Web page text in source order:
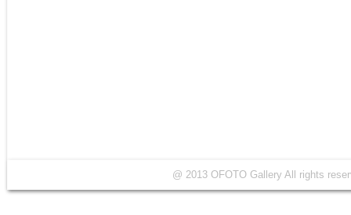
@ 2013 OFOTO Gallery All rights